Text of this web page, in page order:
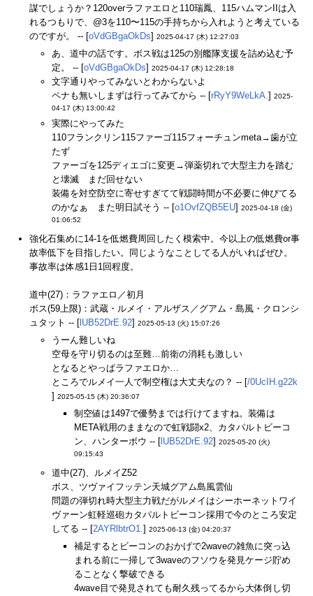
謀でしょうか？120overラファエロと110瑞鳳、115ハムマンIIは入
れるつもりで、@3を110〜115の手持ちから入れようと考えている
のですが。 -- [oVdGBgaOkDs] 2025-04-17 (木) 12:27:03
あ、道中の話です。ボス戦は125の別艦隊支援を詰め込む予
定。 -- [oVdGBgaOkDs] 2025-04-17 (木) 12:28:18
文字通りやってみないとわからないよ
ペナも無いしまずは行ってみてから -- [rRyY9WeLkA.] 2025-
04-17 (木) 13:00:42
実際にやってみた
110フランクリン115ファーゴ115フォーチュンmeta→歯が立
たず
ファーゴを125ディエゴに変更→弾薬切れで大型主力を踏む
と壊滅 まだ回せない
装備を対空防空に寄せすぎてて戦闘時間が不必要に伸びてる
のかなぁ また明日試そう -- [o1OvfZQB5EU] 2025-04-18 (金)
01:06:52
強化石集めに14-1を低燃費周回したく模索中。今以上の低燃費or事
故率低下を目指したい。同じようなことしてる人がいればぜひ。
事故率は体感1日1回程度。
道中(27)：ラファエロ／初月
ボス(59上限)：武蔵・ルメイ・アルザス／グアム・島風・クロンシ
ュタット -- [ lUB52DrE.92] 2025-05-13 (火) 15:07:26
うーん難しいね
空母を守り切るのは至難…前衛の消耗も激しい
となるとやっぱラファエロか…
ところでルメイ一人で制空権は大丈夫なの？ -- [/0UcIH.g22k
] 2025-05-15 (木) 20:36:07
制空値は1497で優勢までは行けてますね。装備は
META戦用のままなので虹戦闘x2、カタパルトビーコ
ン、ハンターボウ -- [ lUB52DrE.92] 2025-05-20 (火)
09:15:43
道中(27)、ルメイZ52
ボス、ツヴァイフッテン天城グアム島風雲仙
問題の弾切れ時大型主力戦だがルメイはシーホーネットワイ
ヴァーン虹軽巡砲カタパルトビーコン採用で今のところ安定
してる -- [2AYRlbtrO1.] 2025-06-13 (金) 04:20:37
補足するとビーコンのおかげで2waveの雑魚に突っ込
まれる前に一掃して3waveのフソウを発見ケージ貯め
ることなく撃破できる
4wave目で発見されても耐久残ってるから大体倒し切